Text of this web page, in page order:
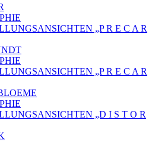
„P R E C A R
„P R E C A R
„D I S T O R